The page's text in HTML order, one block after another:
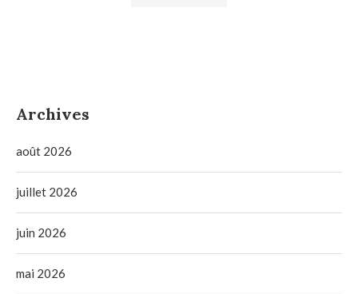
Archives
août 2026
juillet 2026
juin 2026
mai 2026